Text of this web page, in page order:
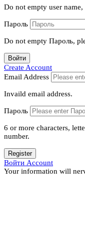
Do not empty user name,
Пароль
Do not empty Пароль,
Войти
Create Account
Email Address
Invaild email address.
Пароль
6 or more characters,
number.
Register
Войти Account
Your information will